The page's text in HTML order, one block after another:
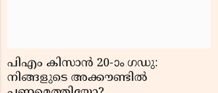
പിഎം കിസാൻ 20-ാം ഗഡു:
നിങ്ങളുടെ അക്കൗണ്ടിൽ